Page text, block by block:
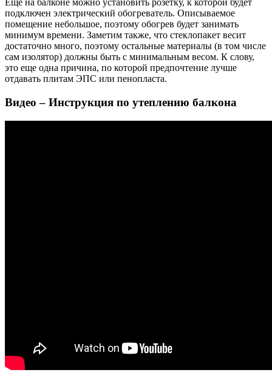
Еще на балконе можно установить розетку, к которой будет
подключен электрический обогреватель. Описываемое
помещение небольшое, поэтому обогрев будет занимать
минимум времени. Заметим также, что стеклопакет весит
достаточно много, поэтому остальные материалы (в том числе
сам изолятор) должны быть с минимальным весом. К слову,
это еще одна причина, по которой предпочтение лучше
отдавать плитам ЭПС или пенопласта.
Видео – Инструкция по утеплению балкона